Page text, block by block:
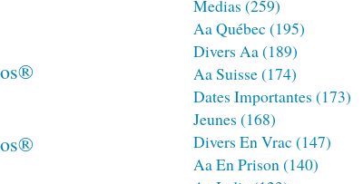
Medias (259)
Aa Québec (195)
Divers Aa(189)
Aa Suisse(174)
Dates Importantes (173)
Jeunes (168)
Divers En Vrac (147)
Aa En Prison(140)